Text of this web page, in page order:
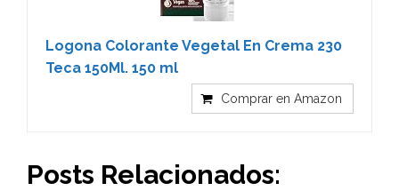
Logona Colorante Vegetal En Crema 230
Teca 150Ml. 150 ml
Comprar en Amazon
Posts Relacionados: